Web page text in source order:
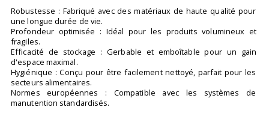
Robustesse : Fabriqué avec des matériaux de haute qualité pour
une longue durée de vie.
Profondeur optimisée : Idéal pour les produits volumineux et
fragiles.
Efficacité de stockage : Gerbable et emboîtable pour un gain
d'espace maximal.
Hygiénique : Conçu pour être facilement nettoyé, parfait pour les
secteurs alimentaires.
Normes européennes : Compatible avec les systèmes de
manutention standardisés.